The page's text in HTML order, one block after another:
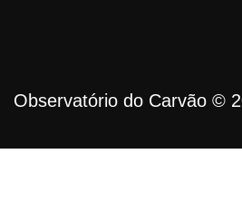
Observatório do Carvão ©